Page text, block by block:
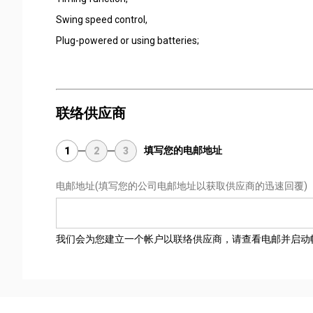
Swing speed control,
Plug-powered or using batteries;
联络供应商
1 2 3 填写您的电邮地址
电邮地址(填写您的公司电邮地址以获取供应商的迅速回覆)
我们会为您建立一个帐户以联络供应商，请查看电邮并启动